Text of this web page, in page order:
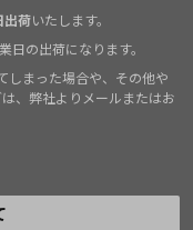
出荷いたします。
日の出荷になります。
しまった場合や、その他や
、弊社よりメールまたはお